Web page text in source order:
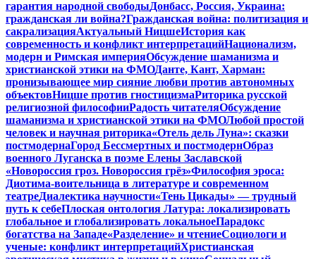
гарантия народной свободыДонбасс, Россия, Украина:
гражданская ли война?Гражданская война: политизация и
сакрализацияАктуальный НицшеИстория как
современность и конфликт интерпретацийНационализм,
модерн и Римская империяОбсуждение шаманизма и
христианской этики на ФМОДанте, Кант, Харман:
пронизывающее мир сияние любви против автономных
объектовНицше против гностицизмаРиторика русской
религиозной философииРадость читателяОбсуждение
шаманизма и христианской этики на ФМОЛюбой простой
человек и научная риторика«Отель дель Луна»: сказки
постмодернаГород Бессмертных и постмодернОбраз
военного Луганска в поэме Елены Заславской
«Новороссия гроз. Новороссия грёз»Философия эроса:
Диотима-воительница в литературе и современном
театреДиалектика научности«Тень Цикады» — трудный
путь к себеПлоская онтология Латура: локализировать
глобальное и глобализировать локальноеПарадокс
богатства на Западе«Разделение» и чтениеСоциологи и
ученые: конфликт интерпретацийХристианская